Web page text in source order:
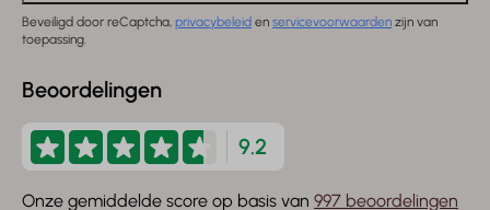
Beveiligd door reCaptcha, privacybeleid en servicevoorwaarden zijn van
toepassing.
Beoordelingen
9.2
Onze gemiddelde score op basis van 997 beoordelingen